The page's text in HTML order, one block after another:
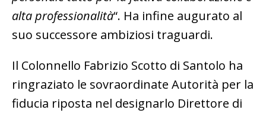
alta professionalità“. Ha infine augurato al
suo successore ambiziosi traguardi.
Il Colonnello Fabrizio Scotto di Santolo ha
ringraziato le sovraordinate Autorità per la
fiducia riposta nel designarlo Direttore di